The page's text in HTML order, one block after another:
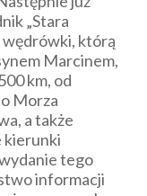
„Stara
wędrówki, którą
Marcinem,
km, od
Morza
a także
kierunki
tego
informacji